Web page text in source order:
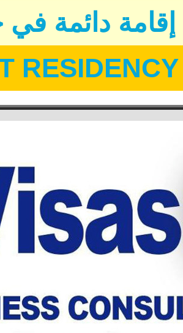
إقامة دائمة في
RESIDENCY